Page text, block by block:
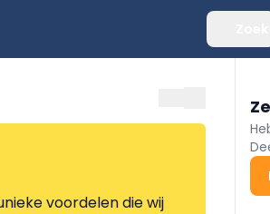
voordelen die wij